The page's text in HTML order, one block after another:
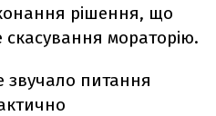
рішення, що
скасування мораторію.
питання